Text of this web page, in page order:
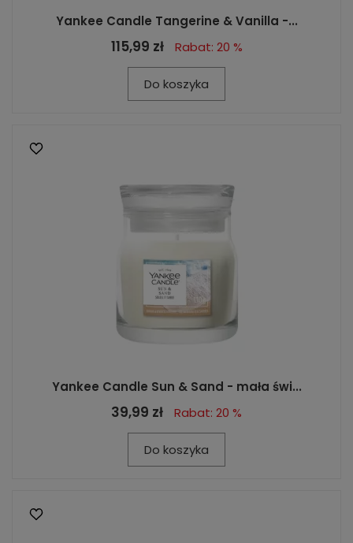
Yankee Candle Tangerine & Vanilla -...
115,99 zł Rabat: 20 %
Do koszyka
Yankee Candle Sun & Sand - mała świ...
39,99 zł Rabat: 20 %
Do koszyka